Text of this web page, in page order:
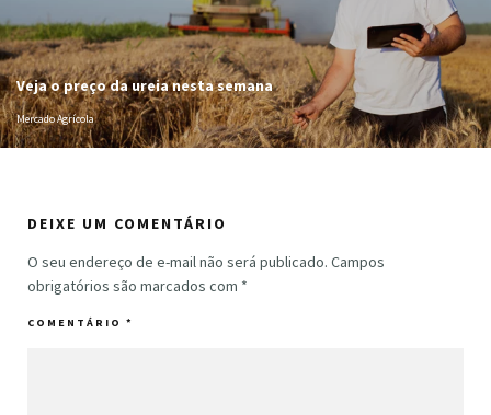
Veja o preço da ureia nesta semana
Mercado Agrícola
DEIXE UM COMENTÁRIO
O seu endereço de e-mail não será publicado. Campos
obrigatórios são marcados com *
COMENTÁRIO *